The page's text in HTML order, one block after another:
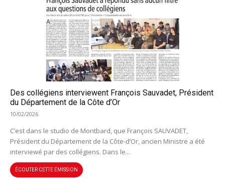
Des collégiens interviewent François Sauvadet, Président
du Département de la Côte d’Or
10/02/2026
C’est dans le studio de Montbard, que François SAUVADET,
Président du Département de la Côte-d’Or, ancien Ministre a été
interviewé par des collégiens. Dans le...
ÉCOUTER CETTE ÉMISSION